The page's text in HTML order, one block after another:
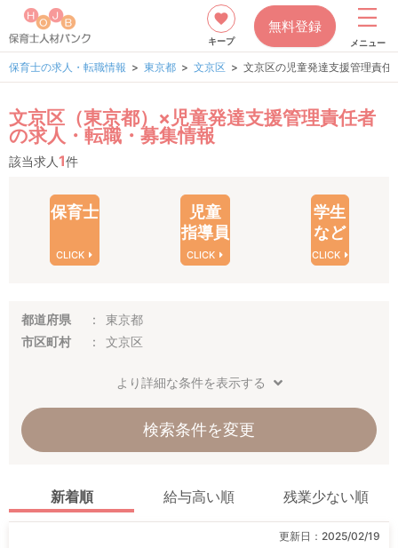
キープ
無料登録
メニュー
保育士の求人・転職情報 東京都 文京区 文京区の児童発達支援管理責任
文京区（東京都）×児童発達支援管理責任者
の求人・転職・募集情報
該当求人1件
保育士
CLICK
児童
指導員
CLICK
学生
など
CLICK
都道府県
東京都
市区町村
文京区
より詳細な条件を表示する
検索条件を変更
新着順 給与高い順 残業少ない順
更新日： 2025/02/19